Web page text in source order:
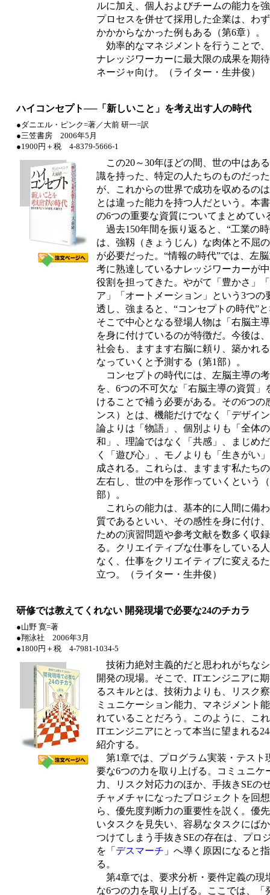
ルに加え、個人およびチームの能力を
プロセスを併せて採用した企業は、わ
かかからなかった例もある（第6章）。
効率的なマネジメントを行うことで
ナレッジワーカーに最大限の成果を期
ネージャ向け。（ライター・生井俊）
ハイコンセプト──「新しいこと」を考え出す人の時代
●ダニエル・ピンク=著／大前 研一=訳
●三笠書房 2006年5月
●1900円＋税 4-8379-5666-1
この20～30年ほどの間、世の中はあ
識を持った、特定の人たちのものだっ
が、これからの世界で成功を収めるの
とは違った能力を持つ人だという。本
の6つの重要な資質についてまとめてい
過去150年間を振り返ると、“工業の
は、強靱（きょうじん）な肉体と不屈
が必要だった。“情報の時代”では、左
考に熟達しているナレッジワーカーが
役割を担ってきた。やがて「豊かさ」
ア」「オートメーション」という3つの
透し、強まると、“コンセプトの時代”
そこで中心となる登場人物は「右脳主
を身に付けているのが特徴だ。今後は
社会も、ますます右脳に頼り、築かれ
なっていくと予測する（第1部）。
コンセプトの時代には、左脳主導の
を、6つの不可欠な「右脳主導の資質」
けることで補う必要がある。その6つの
ンス）とは、機能だけでなく「デザイ
論よりは「物語」、個別よりも「全体
和」、理論ではなく「共感」、まじめ
く「遊び心」、モノよりも「生きがい
成される。これらは、ますます私たち
左右し、世の中を形作っていくという
部）。
これらの能力は、基本的に人間に備
質であるといい、その感性を身に付け
ための演習問題や参考文献を数多く収
る。クリエイティブな仕事をしている
なく、仕事をクリエイティブに変える
立つ。（ライター・生井俊）
研修では教えてくれない 開発現場で必要な24のチカラ
●山野 寛=著
●翔泳社 2006年3月
●1800円＋税 4-7981-1034-5
技術力絶対主義的だと思われがちな
開発の現場。そこで、ITエンジニアに
るスキルとは、技術力よりも、リスク
ミュニケーション能力、マネジメント
れていることだろう。このように、こ
ITエンジニアにとって本当に望まれる
紹介する。
第1章では、プログラム実装・テスト
要な6つの力を取り上げる。コミュニケ
力、リスク対応力のほか、手抜きSEの
チャメチャになったプロジェクトを回
ら、優先度判断力の重要性を説く。優
いタスクを見失い、容易なタスクにば
つけてしまう手抜きSEの存在は、プロ
を「 デスマーチ 」へ導く原因になると
る。
第4章では、要求分析・要件定義の現
な6つの力を取り上げる。ここでは、「